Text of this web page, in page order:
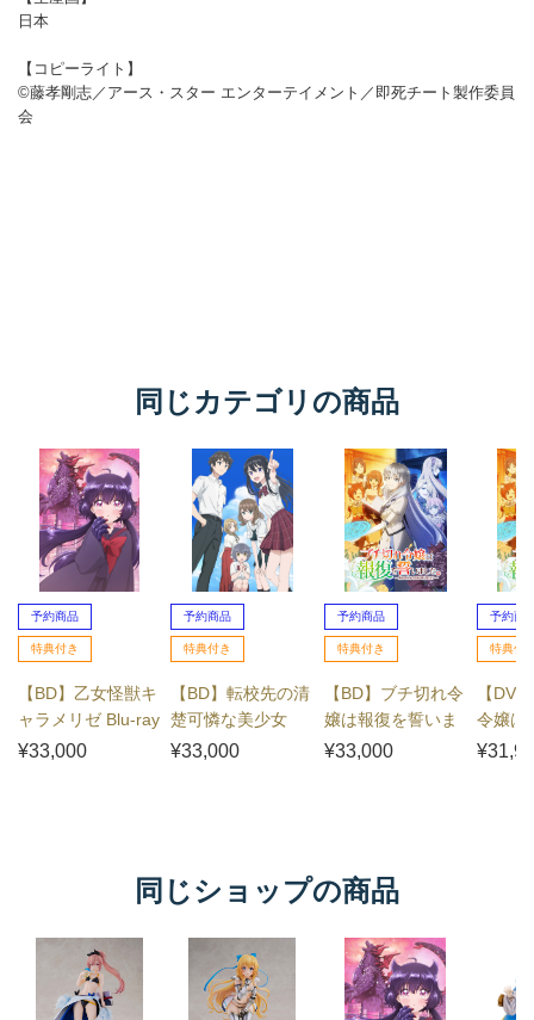
同じカテゴリの商品
予約商品
特典付き
【BD】乙女怪獣キ
ャラメリゼ Blu-ray
BOX
¥33,000
予約商品
特典付き
【BD】転校先の清
楚可憐な美少女
が、昔男子と思っ
¥33,000
予約商品
特典付き
【BD】ブチ切れ令
嬢は報復を誓いま
した。 ～魔導書の
¥33,000
予約商
特典付
【
令嬢は
ました
同じショップの商品